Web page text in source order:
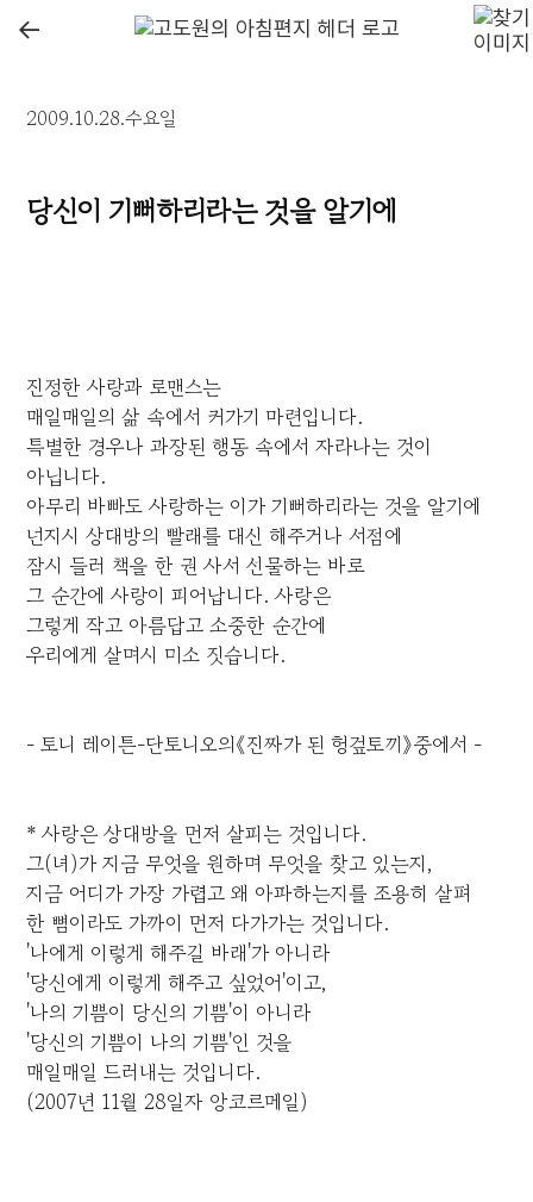
←
2009.10.28.수요일
당신이 기뻐하리라는 것을 알기에
진정한 사랑과 로맨스는
매일매일의 삶 속에서 커가기 마련입니다.
특별한 경우나 과장된 행동 속에서 자라나는 것이
아닙니다.
아무리 바빠도 사랑하는 이가 기뻐하리라는 것을 알기에
넌지시 상대방의 빨래를 대신 해주거나 서점에
잠시 들러 책을 한 권 사서 선물하는 바로
그 순간에 사랑이 피어납니다. 사랑은
그렇게 작고 아름답고 소중한 순간에
우리에게 살며시 미소 짓습니다.
- 토니 레이튼-단토니오의《진짜가 된 헝겊토끼》중에서 -
* 사랑은 상대방을 먼저 살피는 것입니다.
그(녀)가 지금 무엇을 원하며 무엇을 찾고 있는지,
지금 어디가 가장 가렵고 왜 아파하는지를 조용히 살펴
한 뼘이라도 가까이 먼저 다가가는 것입니다.
'나에게 이렇게 해주길 바래'가 아니라
'당신에게 이렇게 해주고 싶었어'이고,
'나의 기쁨이 당신의 기쁨'이 아니라
'당신의 기쁨이 나의 기쁨'인 것을
매일매일 드러내는 것입니다.
(2007년 11월 28일자 앙코르메일)